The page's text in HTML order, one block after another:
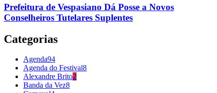
Prefeitura de Vespasiano Dá Posse a Novos
Conselheiros Tutelares Suplentes
Categorias
Agenda94
Agenda do Festival8
Alexandre Brito2
Banda da Vez8